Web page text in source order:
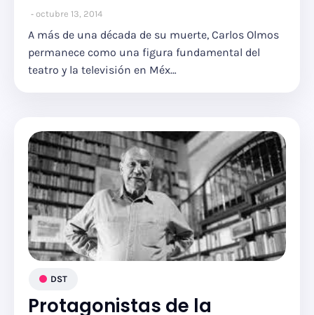
octubre 13, 2014
A más de una década de su muerte, Carlos Olmos
permanece como una figura fundamental del
teatro y la televisión en Méx…
DST
Protagonistas de la